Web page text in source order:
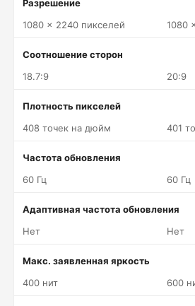
Разрешение
1080 x 2240 пикселей
1080
Соотношение сторон
18.7:9
20:9
Плотность пикселей
408 точек на дюйм
401
Частота обновления
60 Гц
60 Гц
Адаптивная частота обновления
Нет
Нет
Макс. заявленная яркость
400 нит
600